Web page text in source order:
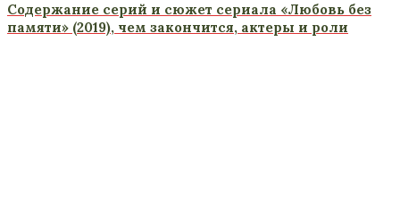
Содержание серий и сюжет сериала «Любовь без
памяти» (2019), чем закончится, актеры и роли